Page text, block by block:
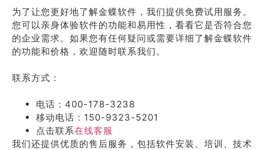
为了让您更好地了解金蝶软件，我们提供免费试用服务。
您可以亲身体验软件的功能和易用性，看看它是否符合您
的企业需求。如果您有任何疑问或需要详细了解金蝶软件
的功能和价格，欢迎随时联系我们。
联系方式：
电话：400-178-3238
移动电话：150-9323-5201
点击联系在线客服
我们还提供优质的售后服务，包括软件安装、培训、技术